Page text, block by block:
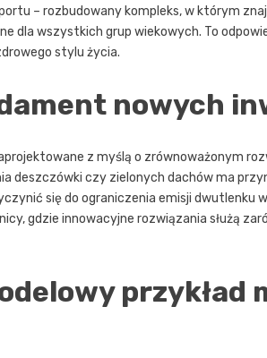
– rozbudowany kompleks, w którym
dla wszystkich grup wiekowych. To
stylu życia.
nowych
z myślą o zrównoważonym
deszczówki czy zielonych dachów ma
się do ograniczenia emisji dwutlenku
gdzie innowacyjne rozwiązania służą
przykład